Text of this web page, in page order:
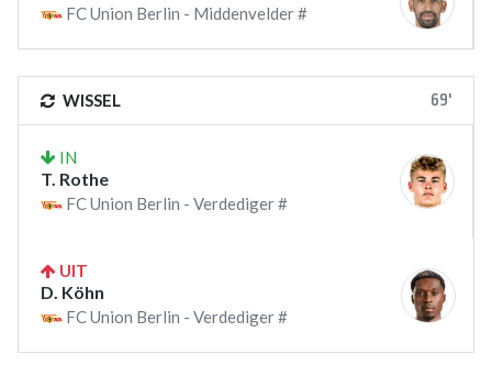
FC Union Berlin - Middenvelder #
WISSEL 69'
IN
T. Rothe
FC Union Berlin - Verdediger #
UIT
D. Köhn
FC Union Berlin - Verdediger #